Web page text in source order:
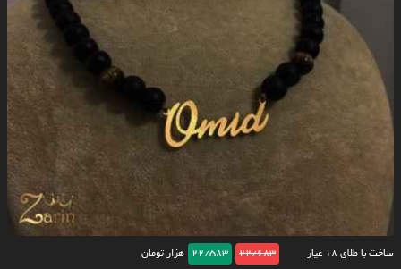
ساخت با طلای ۱۸ عیار 22/683
22/583 هزار تومان